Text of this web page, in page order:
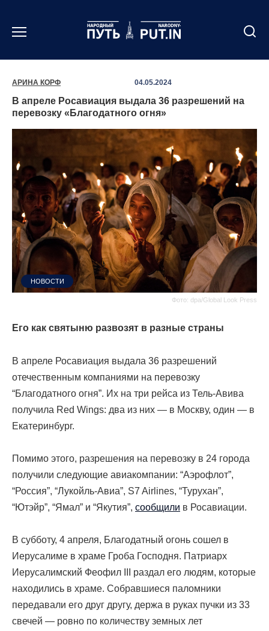
содержанию
АРИНА КОРФ 04.05.2024
В апреле Росавиация выдала 36 разрешений на
перевозку «Благодатного огня»
Фото: dpa/Global Look Press
НОВОСТИ
Его как святыню развозят в разные страны
В апреле Росавиация выдала 36 разрешений
отечественным компаниями на перевозку
“Благодатного огня”. Их на три рейса из Тель-Авива
получила Red Wings: два из них — в Москву, один — в
Екатеринбург.
Помимо этого, разрешения на перевозку в 24 города
получили следующие авиакомпании: “Аэрофлот”,
“Россия”, “Лукойль-Авиа”, S7 Airlines, “Турухан”,
“Ютэйр”, “Ямал” и “Якутия”, сообщили в Росавиации.
В субботу, 4 апреля, Благодатный огонь сошел в
Иерусалиме в храме Гроба Господня. Патриарх
Иерусалимский Феофил III
раздал его людям, которые
находились в храме. Собравшиеся паломники
передавали его друг другу, держа в руках пучки из 33
свечей — ровно по количеству земных лет